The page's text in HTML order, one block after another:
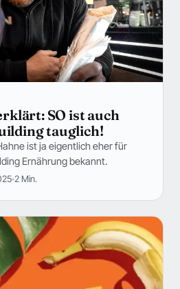
SO ist auch
tauglich!
ist ja eigentlich eher für
Ernährung bekannt.
2 Min.